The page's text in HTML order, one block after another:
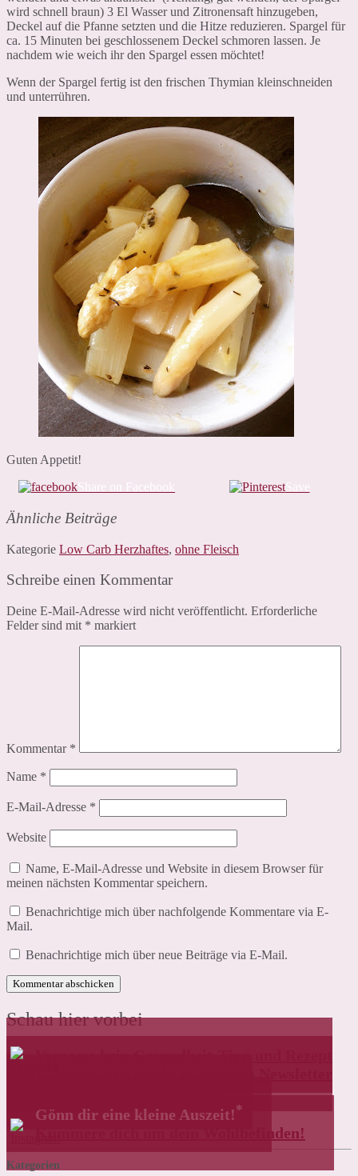
wird schnell braun) 3 El Wasser und Zitronensaft hinzugeben,
Deckel auf die Pfanne setzten und die Hitze reduzieren. Spargel für
ca. 15 Minuten bei geschlossenem Deckel schmoren lassen. Je
nachdem wie weich ihr den Spargel essen möchtet!
Wenn der Spargel fertig ist den frischen Thymian kleinschneiden
und unterrühren.
Guten Appetit!
Save
Ähnliche Beiträge
Kategorie Low Carb Herzhaftes, ohne Fleisch
Schreibe einen Kommentar
Deine E-Mail-Adresse wird nicht veröffentlicht. Erforderliche
Felder sind mit * markiert
Kommentar *
Name *
E-Mail-Adresse *
Website
Name, E-Mail-Adresse und Website in diesem Browser für
meinen nächsten Kommentar speichern.
Benachrichtige mich über nachfolgende Kommentare via E-
Mail.
Benachrichtige mich über neue Beiträge via E-Mail.
Schau hier vorbei
Gönn dir eine kleine Auszeit!*
Kümmere dich um dein Wohlbefinden!
Kategorien